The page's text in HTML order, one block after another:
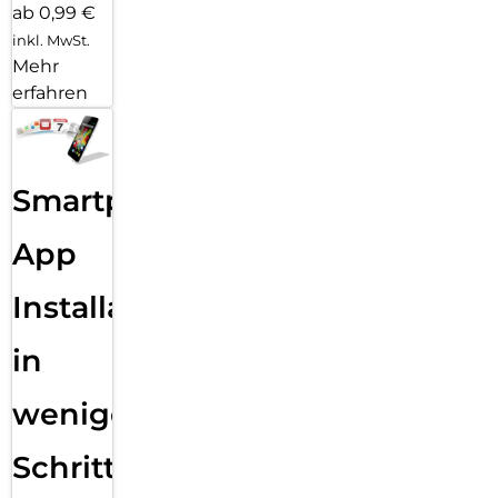
ab 0,99 €
inkl. MwSt.
Mehr
erfahren
Smartphone
App
Installation
in
wenigen
Schritten